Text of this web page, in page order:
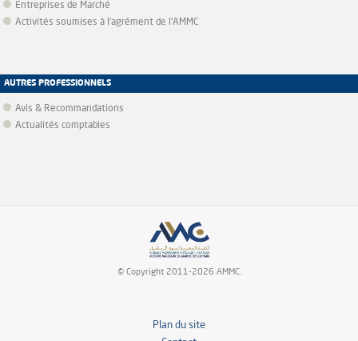
Entreprises de Marché
Activités soumises à l'agrément de l'AMMC
AUTRES PROFESSIONNELS
Avis & Recommandations
Actualités comptables
© Copyright 2011-2026 AMMC.
Plan du site